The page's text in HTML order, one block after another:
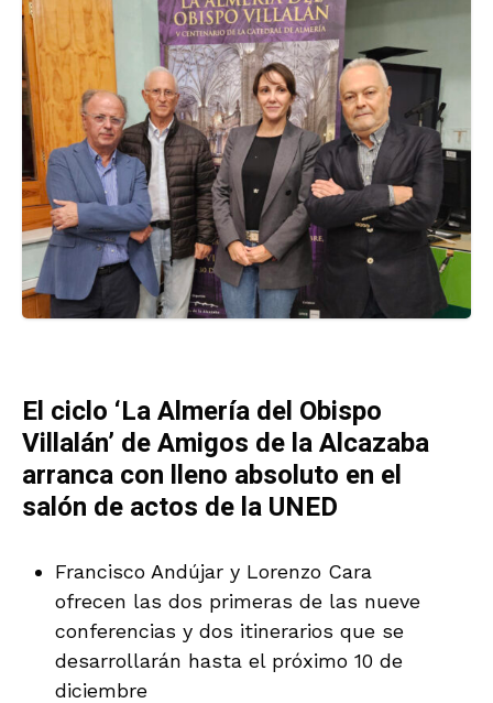
El ciclo ‘La Almería del Obispo
Villalán’ de Amigos de la Alcazaba
arranca con lleno absoluto en el
salón de actos de la UNED
Francisco Andújar y Lorenzo Cara
ofrecen las dos primeras de las nueve
conferencias y dos itinerarios que se
desarrollarán hasta el próximo 10 de
diciembre